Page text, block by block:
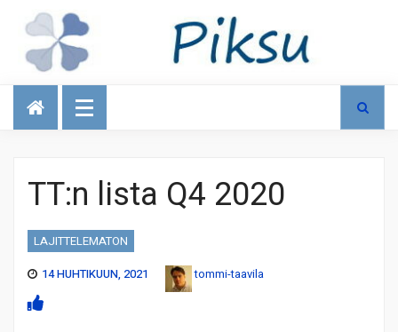
Talous
TT:n lista Q4 2020
LAJITTELEMATON
14 HUHTIKUUN, 2021
tommi-taavila